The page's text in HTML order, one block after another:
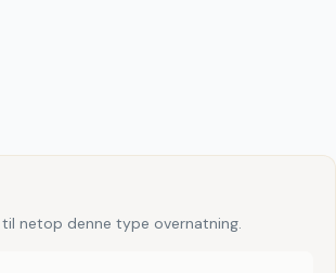
netop denne type overnatning.